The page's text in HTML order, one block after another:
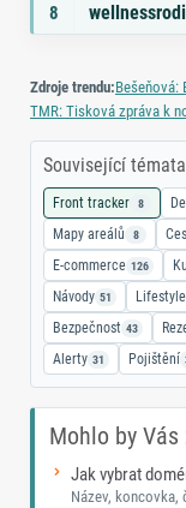
8
Zdroje trendu:Bešeňová:
TMR: Tisková zpráva k
Související témata
Front tracker 8
Mapy areálů 8
E-commerce 126
Návody 51 Lifestyle
Bezpečnost 43
Alerty 31 Pojištění
Mohlo by
Jak vybrat
Název, koncovka,